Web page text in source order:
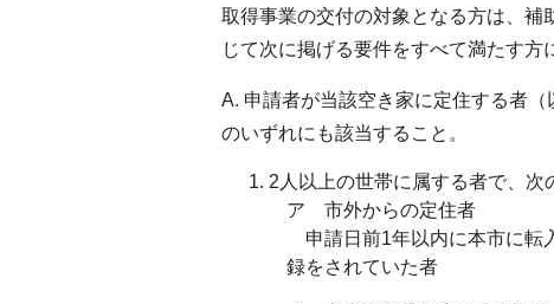
取得事業の交付の対象となる方は、
じて次に掲げる要件をすべて満たす方
A. 申請者が当該空き家に定住する者
のいずれにも該当すること。
2人以上の世帯に属する者で、次
ア 市外からの定住者
申請日前1年以内に本市に転
録をされていた者